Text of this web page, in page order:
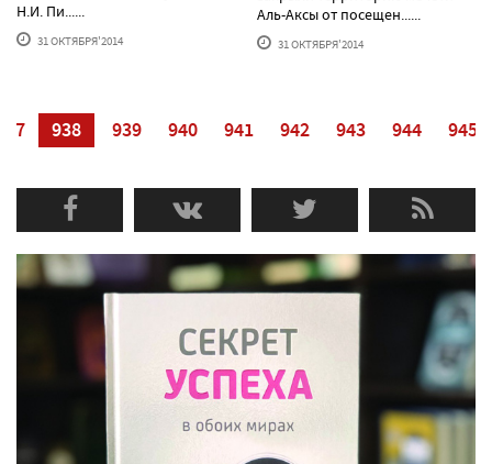
Н.И. Пи......
31 ОКТЯБРЯ'2014
Аль-Аксы от посещен......
31 ОКТЯБРЯ'2014
938 939 940 941 942 943 944 945